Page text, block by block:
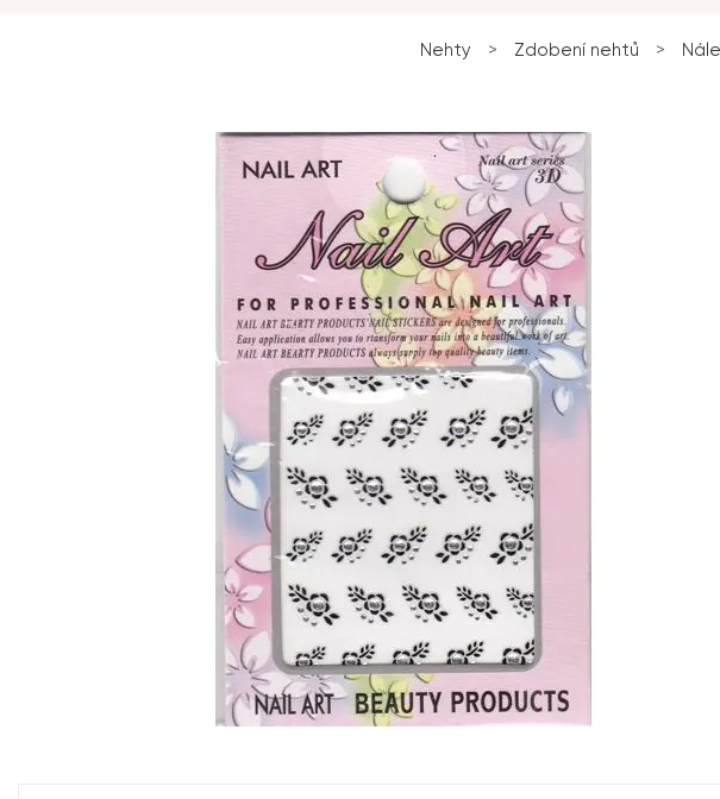
Nehty > Zdobení nehtů >